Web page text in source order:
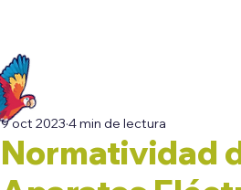
Normatividad
9 oct 2023 4 min de lectura